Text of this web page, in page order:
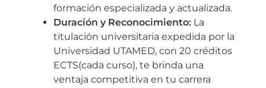
formación especializada y actualizada.
Duración y Reconocimiento: La
titulación universitaria expedida por la
Universidad UTAMED, con 20 créditos
ECTS(cada curso), te brinda una
ventaja competitiva en tu carrera